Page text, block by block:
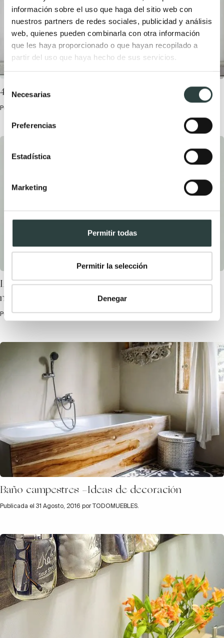
información sobre el uso que haga del sitio web con
nuestros partners de redes sociales, publicidad y análisis
web, quienes pueden combinarla con otra información
que les haya proporcionado o que hayan recopilado a
partir del uso que haya hecho de sus servicios.
de
consentimiento
Necesarias
Preferencias
Estadística
Marketing
Permitir todas
Permitir la selección
Denegar
4 espejos de baño para 4 baños diferentes
Publicada el 9 Octubre, 2016 por TODOMUEBLES.
Los 5 muebles de baño más vendidos de
nuestra tienda online
Publicada el 29 Septiembre, 2016 por TODOMUEBLES.
Baño campestres -Ideas de decoración
Publicada el 31 Agosto, 2016 por TODOMUEBLES.